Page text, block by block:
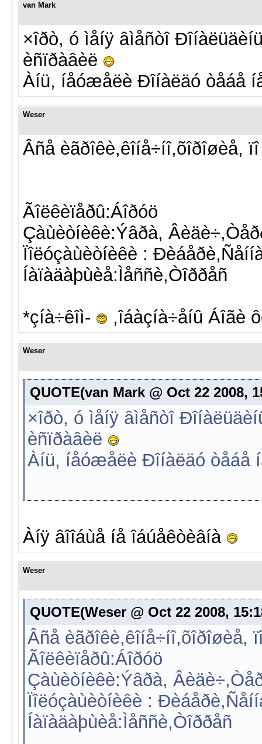
van Mark
×îðò, ó ìåíÿ âìåñòî
èñïðàâèë
Àíü, íåóæåëè Ðîíàëäó òåáå
Weser
Âñå èãðîêè,êîíå÷íî,õîðîøèå,
Ãîëêèïåðû:Áîðóö
Çàùèòíèêè:Ýâðà,
Ïîëóçàùèòíèêè :
Íàïàäàþùèå:Ìåññè,Òîððåñ
*çíà÷êîì- ,îáàçíà÷åíû Áîãè
Weser
QUOTE(van Mark @ Oct 22 2008,
×îðò, ó ìåíÿ âìåñòî
èñïðàâèë
Àíü, íåóæåëè Ðîíàëäó òåáå
Àíÿ âîîáùå íå îáúåêòèâíà
Weser
QUOTE(Weser @ Oct 22 2008,
Âñå èãðîêè,êîíå÷íî,õîðîøèå,
Ãîëêèïåðû:Áîðóö
Çàùèòíèêè:Ýâðà,
Ïîëóçàùèòíèêè :
Íàïàäàþùèå:Ìåññè,Òîððåñ